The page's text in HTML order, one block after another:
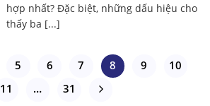
hợp nhất? Đặc biệt, những dấu hiệu cho
thấy ba [...]
5 6 7 8 9
10
11
… 31